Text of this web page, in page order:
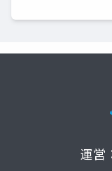
運営